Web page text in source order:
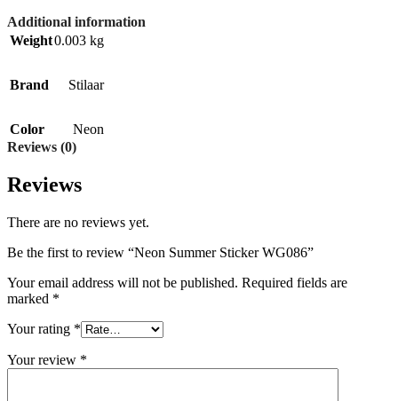
Additional information
Weight0.003 kg
Brand Stilaar
Color
Neon
Reviews (0)
Reviews
There are no reviews yet.
Be the first to review “Neon Summer Sticker WG086”
Your email address will not be published. Required fields are
marked *
Your rating *
Your review *